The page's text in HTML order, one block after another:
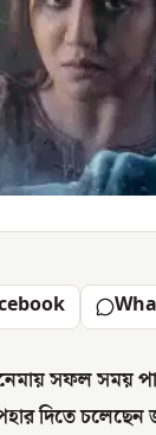
সফল সময়
দিতে